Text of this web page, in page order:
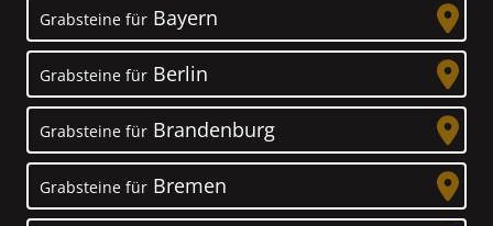
Grabsteine für Bayern
Grabsteine für Berlin
Grabsteine für Brandenburg
Grabsteine für Bremen